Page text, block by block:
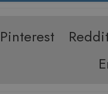
Pinterest